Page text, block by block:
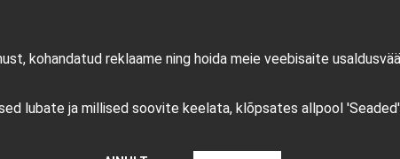
kohandatud reklaame ning hoida meie veebisaite
lubate ja millised soovite keelata, klõpsates allpool